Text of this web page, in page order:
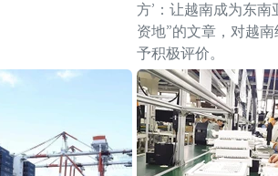
方’：让越南成为东
资地”的文章，对越
予积极评价。